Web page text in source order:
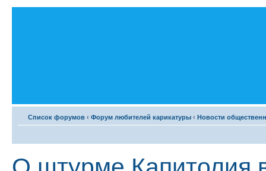
Список форумов ‹ Форум любителей карикатуры ‹ Новости